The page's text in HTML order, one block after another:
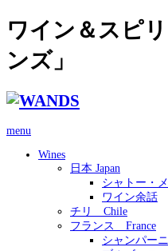
ワイン＆スピ
ンズ」
menu
Wines
日本 Japan
シャトー・
ワイン余話
チリ Chile
フランス France
シャンパー